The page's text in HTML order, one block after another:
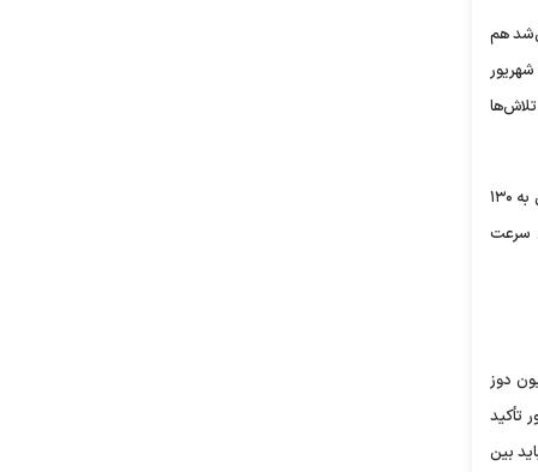
هم
می‌شود که تلاش‌ها
سخنگوی ستاد ملی کرونا درباره محقق‌شدن وعده واکسیناسیون جمعیت هدف تا بهمن‌ ماه امسال هم می‌گوید: «علاوه بر واکسن‌هایی که تا آبان امسال به ۱۳۰
سرعت
را کریم همتی، رئیس جمعیت هلال احمر اعلام می‌کند و می‌گوید تا امروز بیش از ۳۰ میلیون دوز
تأکید
بین